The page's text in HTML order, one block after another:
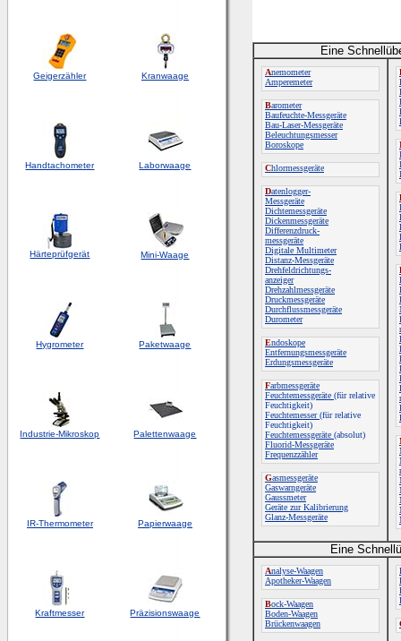
Geigerzähler Kranwaage
Handtachometer Laborwaage
Härteprüfgerät Mini-Waage
Hygrometer Paketwaage
Industrie-Mikroskop Palettenwaage
IR-Thermometer Papierwaage
Kraftmesser Präzisionswaage
Eine
Anemometer
Amperemeter
Barometer
Baufeuchte-Messgeräte
Bau-Laser-Messgeräte
Beleuchtungsmesser
Boroskope
Chlormessgeräte
Datenlogger-
Messgeräte
Dichtemessgeräte
Dickenmessgeräte
Differenzdruck-
messgeräte
Digitale Multimeter
Distanz-Messgeräte
Drehfeldrichtungs-
anzeiger
Drehzahlmessgeräte
Druckmessgeräte
Durchflussmessgeräte
Durometer
Endoskope
Entfernungsmessgeräte
Erdungsmessgeräte
Farbmessgeräte
Feuchtemessgeräte (für relative
Feuchtigkeit)
Feuchtemesser(für relative
Feuchtigkeit)
Feuchtemessgeräte (absolut)
Fluorid-Messgeräte
Frequenzzähler
Gasmessgeräte
Gaswarngeräte
Gaussmeter
Geräte zur Kalibrierung
Glanz-Messgeräte
Eine
Analyse-Waagen
Apotheker-Waagen
Bock-Waagen
Boden-Waagen
Brückenwaagen